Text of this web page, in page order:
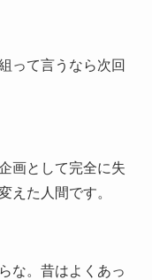
って言うなら次回
画として完全に失
えた人間です。
な。昔はよくあっ